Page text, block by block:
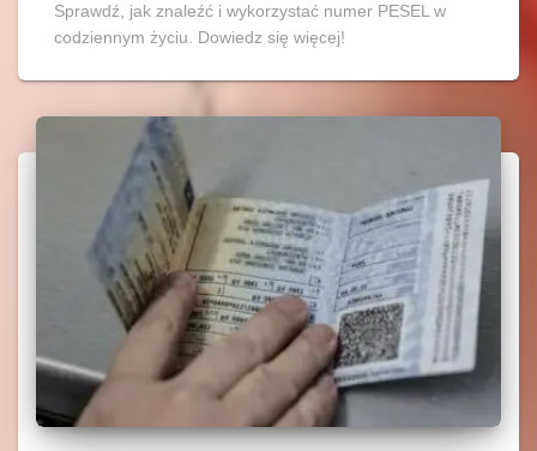
Sprawdź, jak znaleźć i wykorzystać numer PESEL w
codziennym życiu. Dowiedz się więcej!